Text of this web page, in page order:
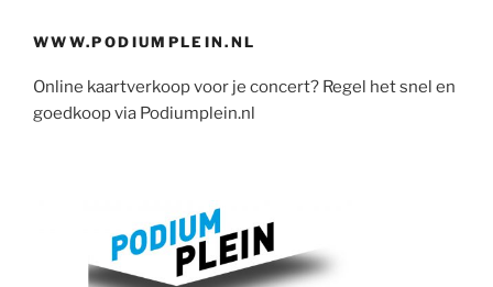
WWW.PODIUMPLEIN.NL
Online kaartverkoop voor je concert? Regel het snel en
goedkoop via Podiumplein.nl